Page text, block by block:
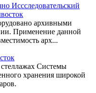
Иссследовательский
архивными
Применение данной
арх...
Системы
хранения широкой